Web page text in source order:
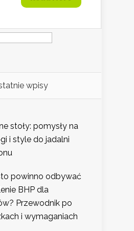
wpisy
stoły: pomysły na
i style do jadalni
powinno odbywać
BHP dla
Przewodnik po
i wymaganiach